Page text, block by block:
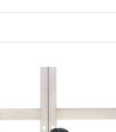
月祭典講話（太田信弘役